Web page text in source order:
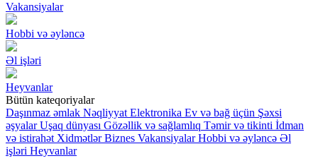
Vakansiyalar
Hobbi və əyləncə
Əl işləri
Heyvanlar
Bütün kateqoriyalar
Daşınmaz əmlak Nəqliyyat Elektronika Ev və bağ üçün Şəxsi
əşyalar Uşaq dünyası Gözəllik və sağlamlıq Təmir və tikinti İdman
və istirahət Xidmətlər Biznes Vakansiyalar Hobbi və əyləncə Əl
işləri Heyvanlar